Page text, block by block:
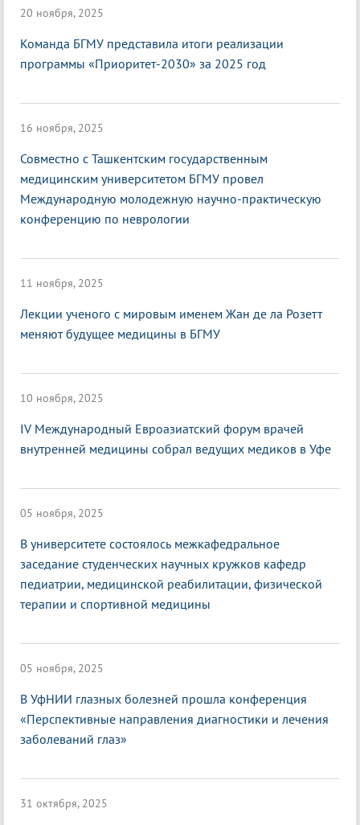
20 ноября, 2025
Команда БГМУ представила итоги реализации
программы «Приоритет-2030» за 2025 год
16 ноября, 2025
Совместно с Ташкентским государственным
медицинским университетом БГМУ провел
Международную молодежную научно-практическую
конференцию по неврологии
11 ноября, 2025
Лекции ученого с мировым именем Жан де ла Розетт
меняют будущее медицины в БГМУ
10 ноября, 2025
IV Международный Евроазиатский форум врачей
внутренней медицины собрал ведущих медиков в Уфе
05 ноября, 2025
В университете состоялось межкафедральное
заседание студенческих научных кружков кафедр
педиатрии, медицинской реабилитации, физической
терапии и спортивной медицины
05 ноября, 2025
В УфНИИ глазных болезней прошла конференция
«Перспективные направления диагностики и лечения
заболеваний глаз»
31 октября, 2025